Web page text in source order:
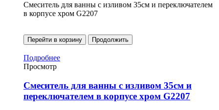
Смеситель для ванны с изливом 35см и переключателем
в корпусе хром G2207
Перейти в корзину Продолжить
Подробнее
Просмотр
Смеситель для ванны с изливом 35см и
переключателем в корпусе хром G2207